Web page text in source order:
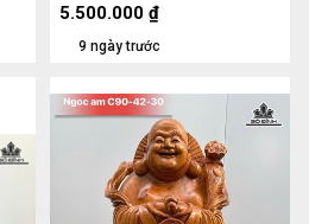
9 ngày trước
5.500.000 ₫